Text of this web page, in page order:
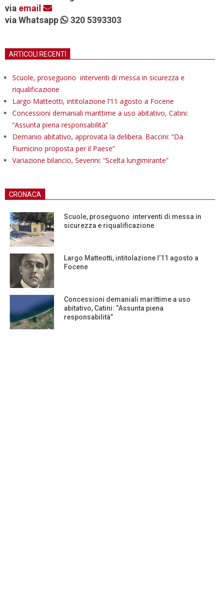
via email
via Whatsapp
320 5393303
ARTICOLI RECENTI
Scuole, proseguono interventi di messa in sicurezza e
riqualificazione
Largo Matteotti, intitolazione l’11 agosto a Focene
Concessioni demaniali marittime a uso abitativo, Catini:
“Assunta piena responsabilità”
Demanio abitativo, approvata la delibera. Baccini: “Da
Fiumicino proposta per il Paese”
Variazione bilancio, Severini: “Scelta lungimirante”
CRONACA
Scuole, proseguono interventi di messa in
sicurezza e riqualificazione
Largo Matteotti, intitolazione l’11 agosto a
Focene
Concessioni demaniali marittime a uso
abitativo, Catini: “Assunta piena
responsabilità”